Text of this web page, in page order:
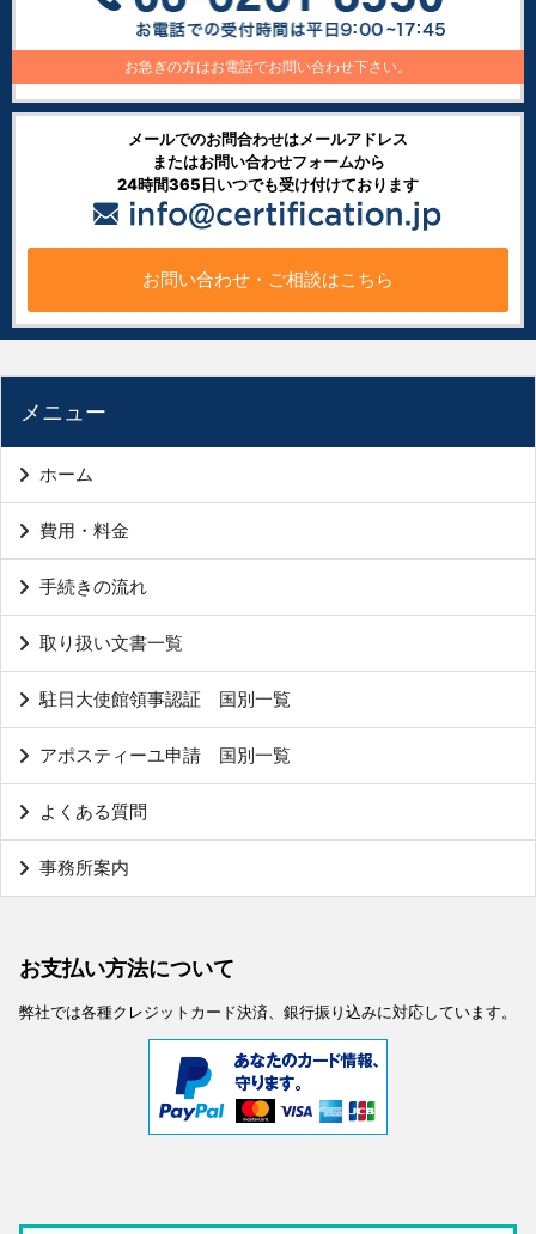
お急ぎの方はお電話でお問い合わせ下さい。
メールでのお問合わせはメールアドレス
またはお問い合わせフォームから
24時間365日いつでも受け付けております
お問い合わせ・ご相談はこちら
メニュー
ホーム
費用・料金
手続きの流れ
取り扱い文書一覧
駐日大使館領事認証 国別一覧
アポスティーユ申請 国別一覧
よくある質問
事務所案内
お支払い方法について
弊社では各種クレジットカード決済、銀行振り込みに対応しています。